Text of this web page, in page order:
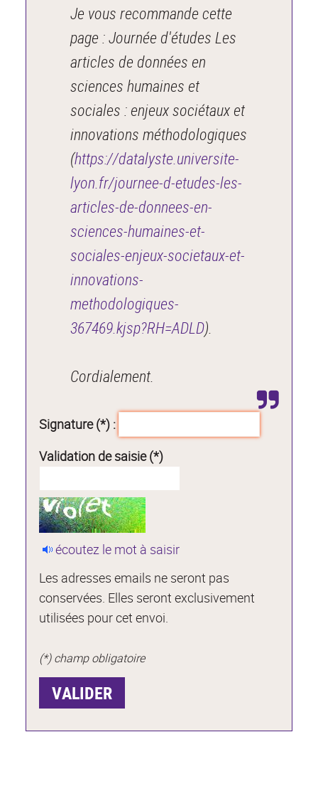
Je vous recommande cette
page : Journée d'études Les
articles de données en
sciences humaines et
sociales : enjeux sociétaux et
innovations méthodologiques
(https://datalyste.universite-
lyon.fr/journee-d-etudes-les-
articles-de-donnees-en-
sciences-humaines-et-
sociales-enjeux-societaux-et-
innovations-
methodologiques-
367469.kjsp?RH=ADLD).
Cordialement.
Signature (*) :
Validation de saisie (*)
écoutez le mot à saisir
Les adresses emails ne seront pas
conservées. Elles seront exclusivement
utilisées pour cet envoi.
(*) champ obligatoire